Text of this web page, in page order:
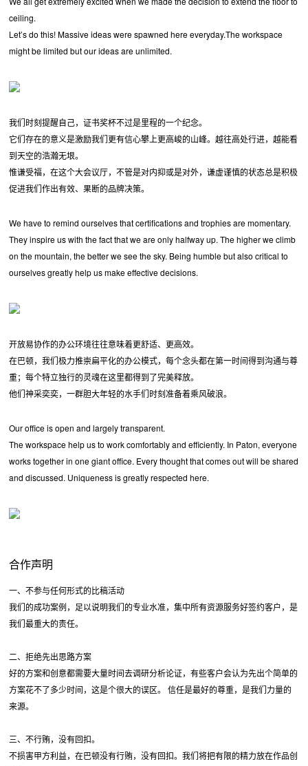
ceiling.
Let’s do this! Massive ideas were spawned here everyday.The workspace
might be limited but our ideas are unlimited.
我们时刻提醒自己，证书奖杯不过是里程的一个纪念。
它们存在的意义是激励我们更有信心攀上更高峻的山峰。越往高处行进，越能看
到天空的浩瀚无垠。
惟谦受福，在这个大会议厅，不管是对内抑或是对外，谦虚谨慎的状态总是积极
促进我们作出有效、果断的品牌决策。
We have to remind ourselves that certifications and trophies are momentary.
They inspire us with the fact that we are only halfway up. The higher we climb
on the mountain, the better we see the sky. Being humble but also critical to
ourselves greatly help us make effective decisions.
开放易协作的办公环境往往意味着更舒适、更高效。
在巴顿，我们极力推崇扁平化的办公模式，每个念头都在第一时间得到沟通与尊
重；每个特立独行的灵魂在这里都得到了完美释放。
他们神采奕奕，一群胆大年轻的水手们时刻准备着乘风破浪。
Our office is open and largely transparent.
The workspace help us to work comfortably and efficiently. In Paton, everyone
works together in one giant office. Every thought that comes out will be shared
and discussed. Uniqueness is greatly respected here.
合作声明
一、不参与任何形式的比稿活动
我们的成功案例，足以说明我们的专业水准，集中所有资源服务好签约客户，是
我们最重大的责任。
二、拒绝先出思路方案
好的方案和创意都需要大量时间去调研分析论证，有些客户会认为先出个简单的
方案花不了多少时间，这是个很大的误区。 信任是最好的尊重，是我们力量的
来源。
三、不行贿，没有回扣。
不损害甲方利益，在巴顿没有行贿，没有回扣。我们将把有限的精力放在作品创